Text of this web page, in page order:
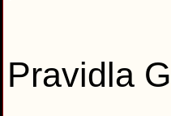
Pravidla